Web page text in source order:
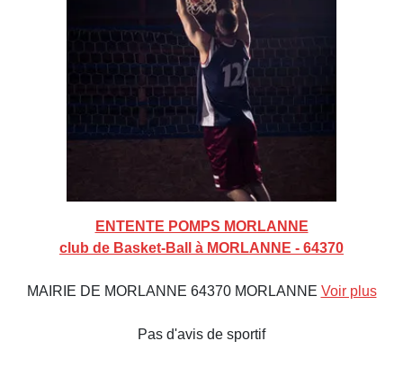
ENTENTE POMPS MORLANNE
club de Basket-Ball à MORLANNE - 64370
MAIRIE DE MORLANNE 64370 MORLANNE Voir plus
Pas d'avis de sportif